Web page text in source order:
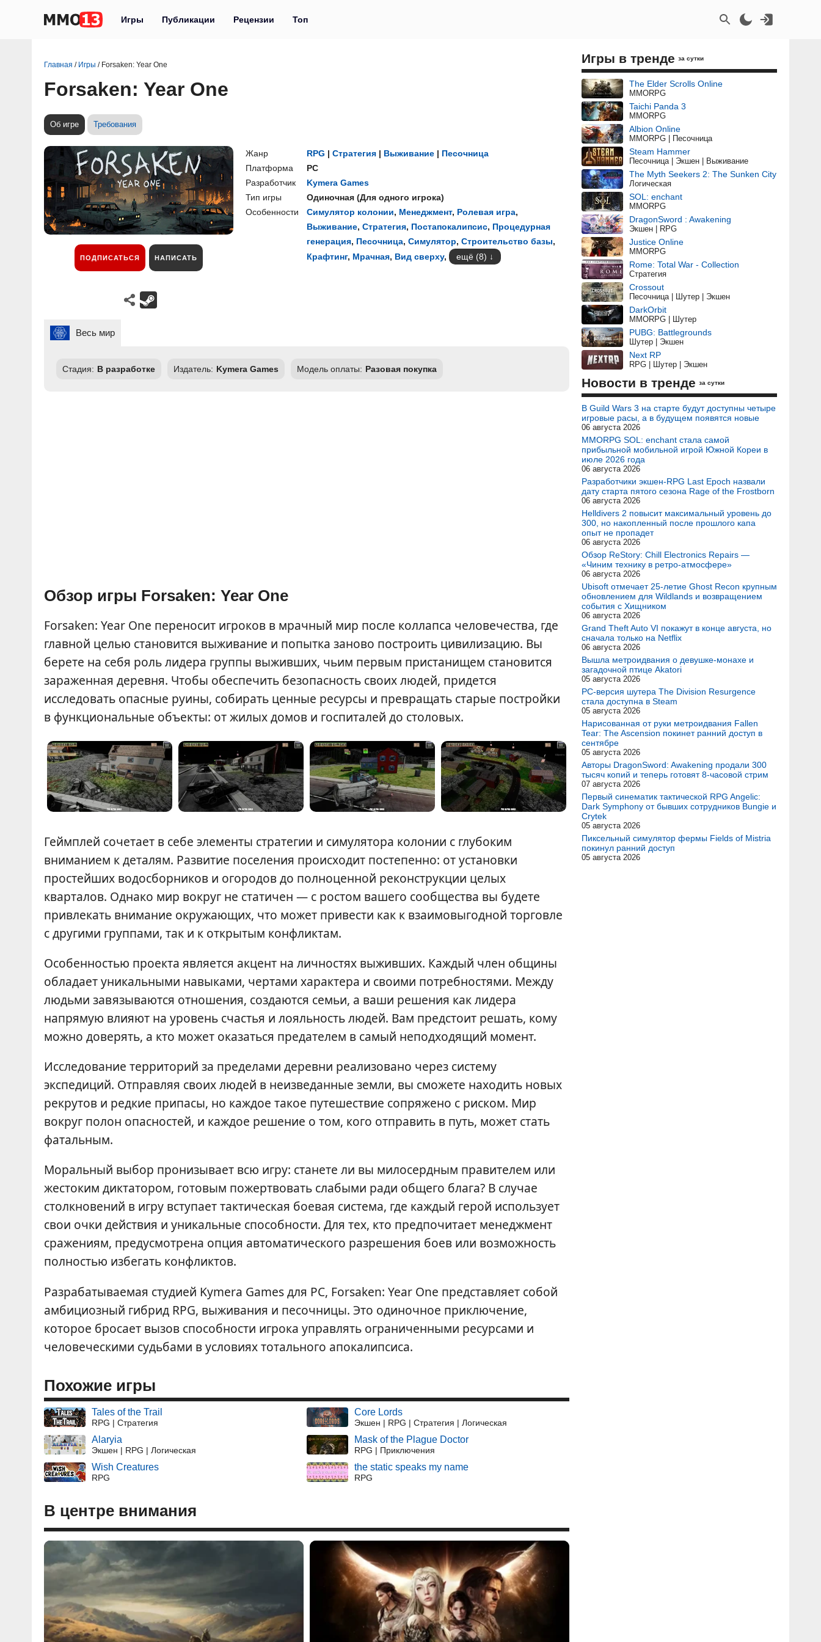
Игры Публикации Рецензии Топ
Главная / Игры / Forsaken: Year One
Forsaken: Year One
Об игре Требования
ПОДПИСАТЬСЯ НАПИСАТЬ
Жанр RPG | Стратегия | Выживание | Песочница
Платформа
PC
Разработчик
Kymera Games
Тип игры
Одиночная (Для одного игрока)
Особенности
Симулятор колонии, Менеджмент, Ролевая игра,
Выживание, Стратегия, Постапокалипсис, Процедурная
генерация, Песочница, Симулятор, Строительство базы,
Крафтинг, Мрачная, Вид сверху, ещё (8)
Весь мир
Стадия: В разработке Издатель: Kymera Games Модель оплаты: Разовая покупка
Обзор игры Forsaken: Year One
Forsaken: Year One переносит игроков в мрачный мир после коллапса человечества, где
главной целью становится выживание и попытка заново построить цивилизацию. Вы
берете на себя роль лидера группы выживших, чьим первым пристанищем становится
зараженная деревня. Чтобы обеспечить безопасность своих людей, придется
исследовать опасные руины, собирать ценные ресурсы и превращать старые постройки
в функциональные объекты: от жилых домов и госпиталей до столовых.
Геймплей сочетает в себе элементы стратегии и симулятора колонии с глубоким
вниманием к деталям. Развитие поселения происходит постепенно: от установки
простейших водосборников и огородов до полноценной реконструкции целых
кварталов. Однако мир вокруг не статичен — с ростом вашего сообщества вы будете
привлекать внимание окружающих, что может привести как к взаимовыгодной торговле
с другими группами, так и к открытым конфликтам.
Особенностью проекта является акцент на личностях выживших. Каждый член общины
обладает уникальными навыками, чертами характера и своими потребностями. Между
людьми завязываются отношения, создаются семьи, а ваши решения как лидера
напрямую влияют на уровень счастья и лояльность людей. Вам предстоит решать, кому
можно доверять, а кто может оказаться предателем в самый неподходящий момент.
Исследование территорий за пределами деревни реализовано через систему
экспедиций. Отправляя своих людей в неизведанные земли, вы сможете находить новых
рекрутов и редкие припасы, но каждое такое путешествие сопряжено с риском. Мир
вокруг полон опасностей, и каждое решение о том, кого отправить в путь, может стать
фатальным.
Моральный выбор пронизывает всю игру: станете ли вы милосердным правителем или
жестоким диктатором, готовым пожертвовать слабыми ради общего блага? В случае
столкновений в игру вступает тактическая боевая система, где каждый герой использует
свои очки действия и уникальные способности. Для тех, кто предпочитает менеджмент
сражениям, предусмотрена опция автоматического разрешения боев или возможность
полностью избегать конфликтов.
Разрабатываемая студией Kymera Games для PC, Forsaken: Year One представляет собой
амбициозный гибрид RPG, выживания и песочницы. Это одиночное приключение,
которое бросает вызов способности игрока управлять ограниченными ресурсами и
человеческими судьбами в условиях тотального апокалипсиса.
Похожие игры
Tales of the Trail
RPG | Стратегия
Alaryia
Экшен | RPG | Логическая
Wish Creatures
RPG
Core Lords
Экшен | RPG | Стратегия | Логическая
Mask of the Plague Doctor
RPG | Приключения
the static speaks my name
RPG
В центре внимания
Игры в тренде за сутки
The Elder Scrolls Online
MMORPG
Taichi Panda 3
MMORPG
Albion Online
MMORPG | Песочница
Steam Hammer
Песочница | Экшен | Выживание
The Myth Seekers 2: The Sunken City
Логическая
SOL: enchant
MMORPG
DragonSword : Awakening
Экшен | RPG
Justice Online
MMORPG
Rome: Total War - Collection
Стратегия
Crossout
Песочница | Шутер | Экшен
DarkOrbit
MMORPG | Шутер
PUBG: Battlegrounds
Шутер | Экшен
Next RP
RPG | Шутер | Экшен
Новости в тренде за сутки
В Guild Wars 3 на старте будут доступны четыре
игровые расы, а в будущем появятся новые
06 августа 2026
MMORPG SOL: enchant стала самой
прибыльной мобильной игрой Южной Кореи в
июле 2026 года
06 августа 2026
Разработчики экшен-RPG Last Epoch назвали
дату старта пятого сезона Rage of the Frostborn
06 августа 2026
Helldivers 2 повысит максимальный уровень до
300, но накопленный после прошлого капа
опыт не пропадет
06 августа 2026
Обзор ReStory: Chill Electronics Repairs —
«Чиним технику в ретро-атмосфере»
06 августа 2026
Ubisoft отмечает 25-летие Ghost Recon крупным
обновлением для Wildlands и возвращением
события с Хищником
06 августа 2026
Grand Theft Auto VI покажут в конце августа, но
сначала только на Netflix
06 августа 2026
Вышла метроидвания о девушке-монахе и
загадочной птице Akatori
05 августа 2026
PC-версия шутера The Division Resurgence
стала доступна в Steam
05 августа 2026
Нарисованная от руки метроидвания Fallen
Tear: The Ascension покинет ранний доступ в
сентябре
05 августа 2026
Авторы DragonSword: Awakening продали 300
тысяч копий и теперь готовят 8-часовой стрим
07 августа 2026
Первый синематик тактической RPG Angelic:
Dark Symphony от бывших сотрудников Bungie и
Crytek
05 августа 2026
Пиксельный симулятор фермы Fields of Mistria
покинул ранний доступ
05 августа 2026